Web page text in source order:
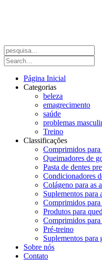
Página Inicial
Categorias
beleza
emagrecimento
saúde
problemas
Treino
Classificações
Comprimidos para
Queimadores de
Pasta de dentes
Condicionadores
Colágeno para as
Suplementos para
Comprimidos para
Produtos para
Comprimidos
Pré-treino
Suplementos para
Sobre nós
Contato